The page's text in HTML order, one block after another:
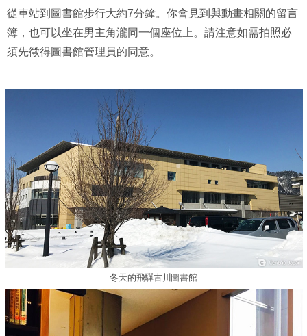
從車站到圖書館步行大約7分鐘。你會見到與動畫相關的留言
簿，也可以坐在男主角瀧同一個座位上。請注意如需拍照必
須先徵得圖書館管理員的同意。
冬天的飛驒古川圖書館